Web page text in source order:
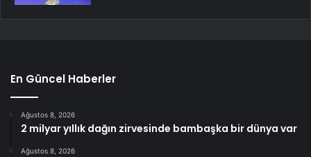
En Güncel Haberler
Ağustos 8, 2026
2 milyar yıllık dağın zirvesinde bambaşka bir dünya var
Ağustos 8, 2026